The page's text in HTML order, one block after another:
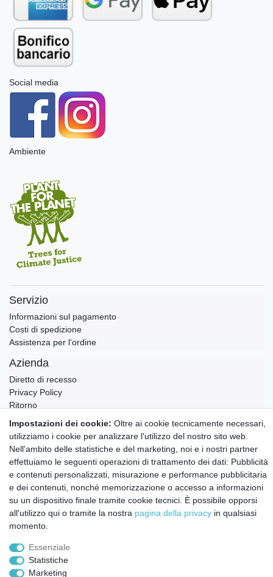
Social media
Ambiente
Servizio
Informazioni sul pagamento
Costi di spedizione
Assistenza per l‘ordine
Azienda
Diretto di recesso
Privacy Policy
Ritorno
Testata
Annullare l'ordine
Notizie sui materiali Montessori e sull'educazione
Montessori.
Informazioni settimanali gratuite
Confermo di aver preso visione della:
in qualsiasi momento.
Impostazioni dei cookie: Oltre ai cookie tecnicamente necessari,
utilizziamo i cookie per analizzare l'utilizzo del nostro sito web.
Nell'ambito delle statistiche e del marketing, noi e i nostri partner
effettuiamo le seguenti operazioni di trattamento dei dati: Pubblicità
e contenuti personalizzati, misurazione e performance pubblicitaria
e dei contenuti, nonché memorizzazione o accesso a informazioni
su un dispositivo finale tramite cookie tecnici. È possibile opporsi
all'utilizzo qui o tramite la nostra pagina della privacy in qualsiasi
momento.
Essenziale
Statistiche
Marketing